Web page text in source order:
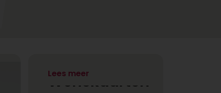
Wenskaarten
Lees meer